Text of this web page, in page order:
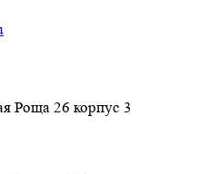
Роща 26 корпус 3